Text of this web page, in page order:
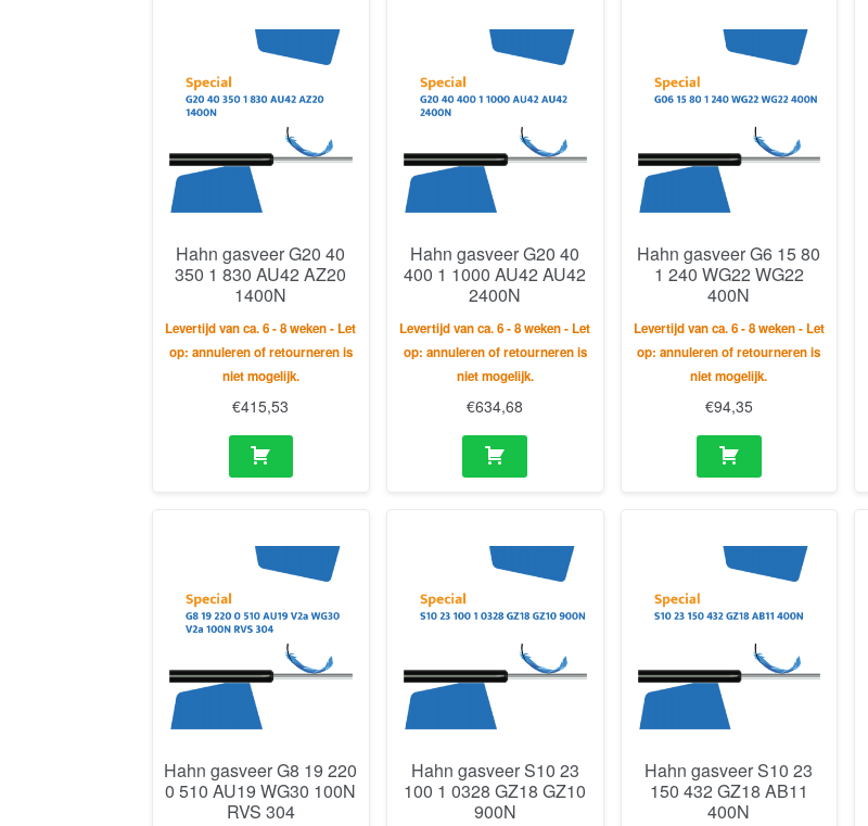
Hahn gasveer G20 40
350 1 830 AU42 AZ20
1400N
Levertijd van ca. 6 - 8 weken - Let
op: annuleren of retourneren is
niet mogelijk.
€415,53
Hahn gasveer G20 40
400 1 1000 AU42 AU42
2400N
Levertijd van ca. 6 - 8 weken - Let
op: annuleren of retourneren is
niet mogelijk.
€634,68
Hahn gasveer G6 15 80
1 240 WG22 WG22
400N
Levertijd van ca. 6 - 8 weken - Let
op: annuleren of retourneren is
niet mogelijk.
€94,35
Hahn gasveer G8 19 220
0 510 AU19 WG30 100N
RVS 304
Hahn gasveer S10 23
100 1 0328 GZ18 GZ10
900N
Hahn gasveer S10 23
150 432 GZ18 AB11
400N